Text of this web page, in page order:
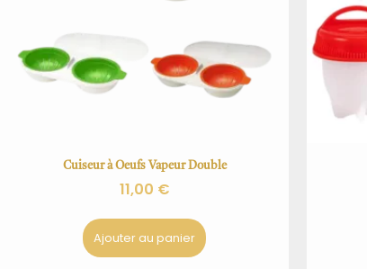
Cuiseur à Oeufs Vapeur Double
11,00 €
Ajouter au panier